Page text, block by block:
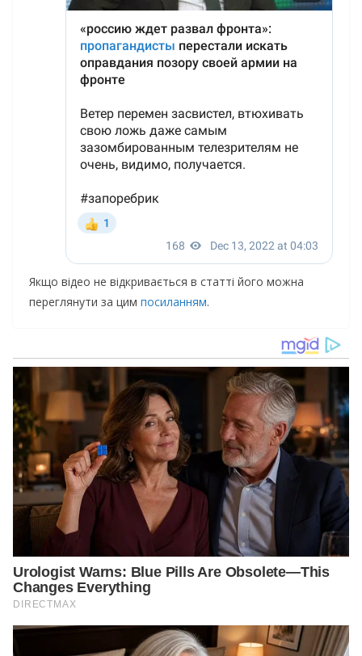
Якщо відео не відкривається в статті його можна
переглянути за цим посиланням.